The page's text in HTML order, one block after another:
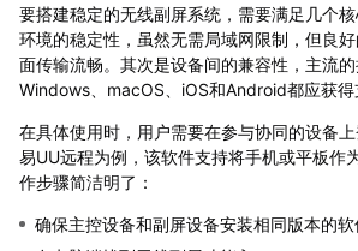
要搭建稳定的无线副屏系统，需要满足几个
环境的稳定性，虽然无需局域网限制，但良
面传输流畅。其次是设备间的兼容性，主流
Windows、macOS、iOS和Android都应获得
在具体使用时，用户需要在参与协同的设备
易UU远程为例，该软件支持将手机或平板作
作步骤简洁明了：
确保主控设备和副屏设备安装相同版本的软